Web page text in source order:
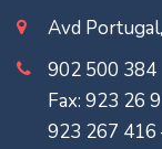
Avd
902 500 384
Fax: 923 26
923 267 416